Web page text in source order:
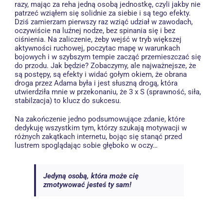
razy, mając za reha jedną osobą jednostkę, czyli jakby nie
patrzeć wziąłem się solidnie za siebie i są tego efekty.
Dziś zamierzam pierwszy raz wziąć udział w zawodach,
oczywiście na luźnej nodze, bez spinania się i bez
ciśnienia. Na zaliczenie, żeby wejść w tryb większej
aktywności ruchowej, poczytac mapę w warunkach
bojowych i w szybszym tempie zacząć przemieszczać się
do przodu. Jak będzie? Zobaczymy, ale najważnejsze, że
są postępy, są efekty i widać gołym okiem, że obrana
droga przez Adama była i jest słuszną drogą, która
utwierdziła mnie w przekonaniu, że 3 x S (sprawność, siła,
stabilzacja) to klucz do sukcesu.
Na zakończenie jedno podsumowujące zdanie, które
dedykuję wszystkim tym, którzy szukają motywacji w
różnych zakątkach internetu, bojąc się stanąć przed
lustrem spoglądając sobie głęboko w oczy…
Jedyną osobą, która może cię
zmotywować jesteś ty sam!